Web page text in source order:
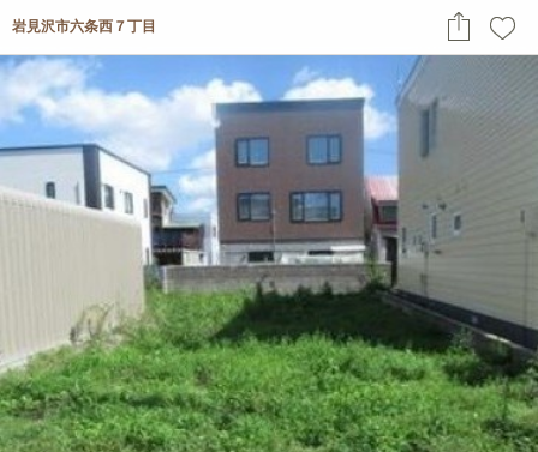
岩見沢市六条西７丁目